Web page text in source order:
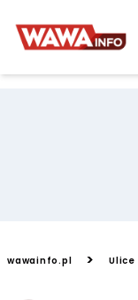
wawainfo.pl > Ulice